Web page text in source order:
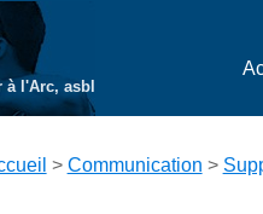
à l'Arc, asbl
> Communication >